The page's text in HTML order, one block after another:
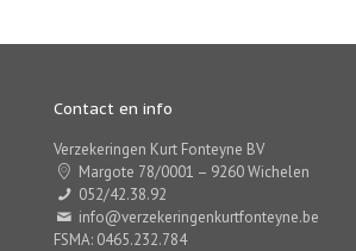
Contact en info
Verzekeringen Kurt Fonteyne BV
Margote 78/0001 – 9260 Wichelen
052/42.38.92
info@verzekeringenkurtfonteyne.be
FSMA: 0465.232.784